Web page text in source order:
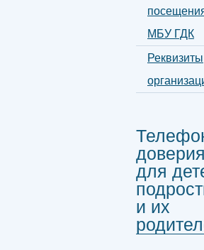
МБУ ГДК
Реквизиты
доверия
для
и их